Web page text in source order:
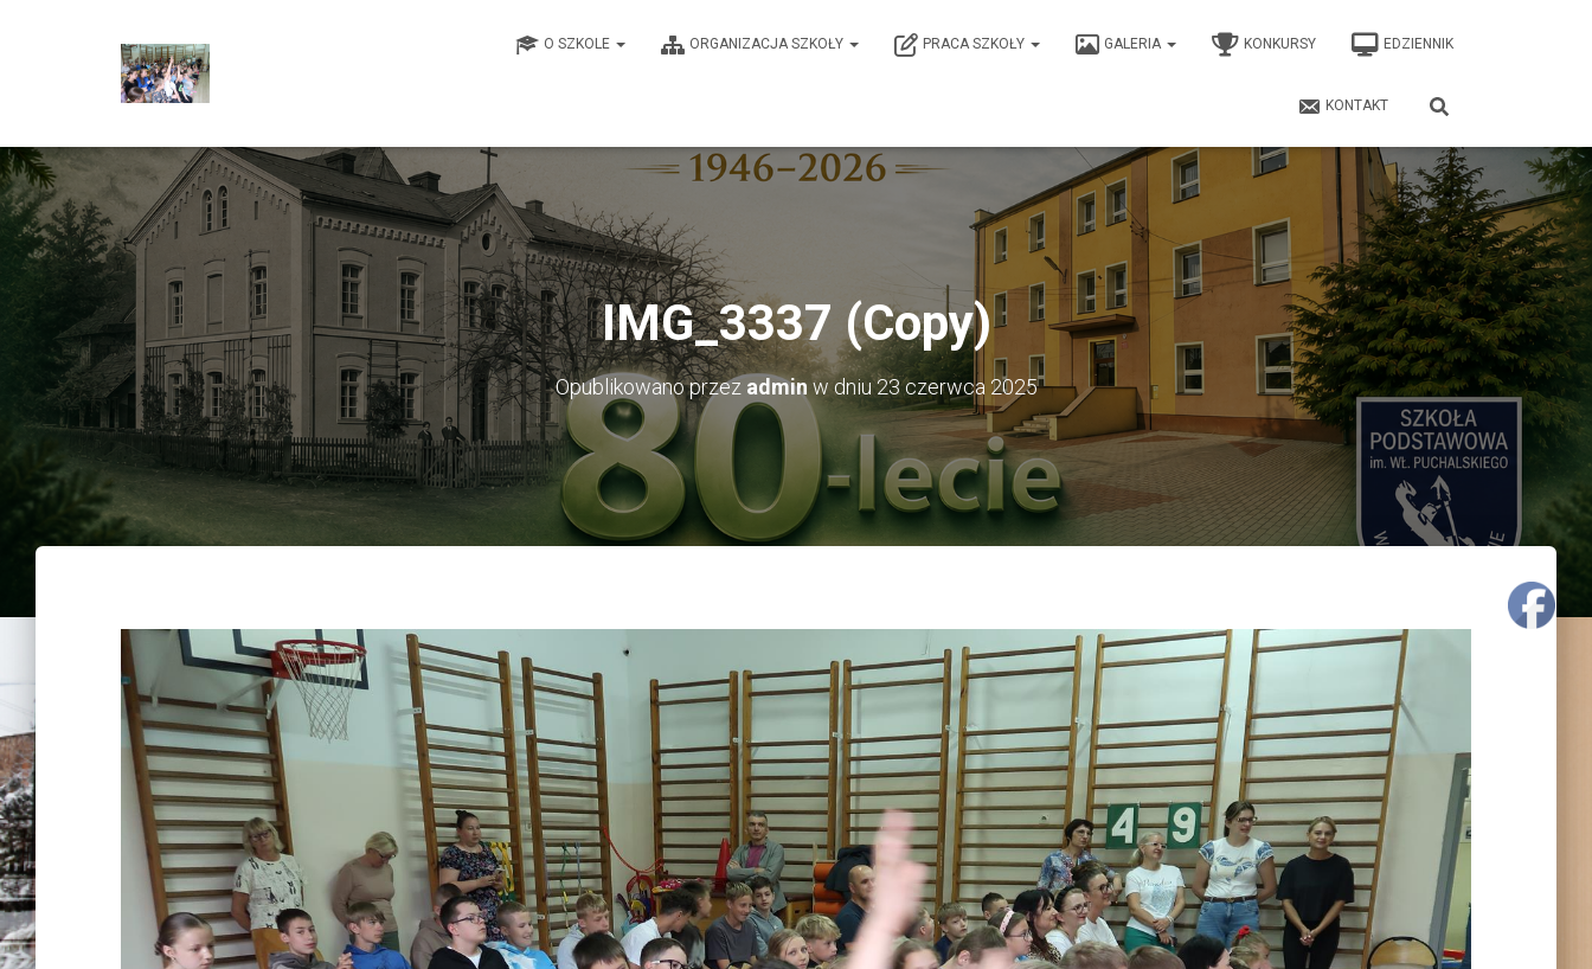
O SZKOLE ORGANIZACJA SZKOŁY PRACA SZKOŁY GALERIA KONKURSY EDZIENNIK
KONTAKT
IMG_3337 (Copy)
Opublikowano przez admin w dniu23 czerwca 2025